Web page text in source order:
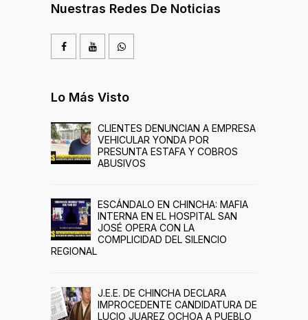
Nuestras Redes De Noticias
Lo Más Visto
CLIENTES DENUNCIAN A EMPRESA
VEHICULAR YONDA POR
PRESUNTA ESTAFA Y COBROS
ABUSIVOS
ESCÁNDALO EN CHINCHA: MAFIA
INTERNA EN EL HOSPITAL SAN
JOSÉ OPERA CON LA
COMPLICIDAD DEL SILENCIO
REGIONAL
J.E.E. DE CHINCHA DECLARA
IMPROCEDENTE CANDIDATURA DE
LUCIO JUAREZ OCHOA A PUEBLO